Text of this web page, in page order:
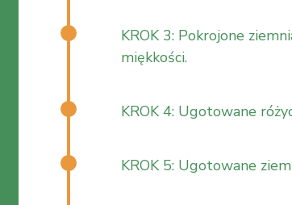
KROK 3: Pokrojone
miękkości.
KROK 4: Ugotowane
KROK 5: Ugotowane